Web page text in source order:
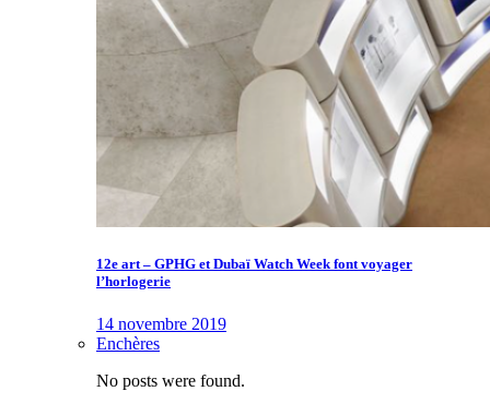
12e art – GPHG et Dubaï Watch Week font voyager
l’horlogerie
14 novembre 2019
Enchères
No posts were found.